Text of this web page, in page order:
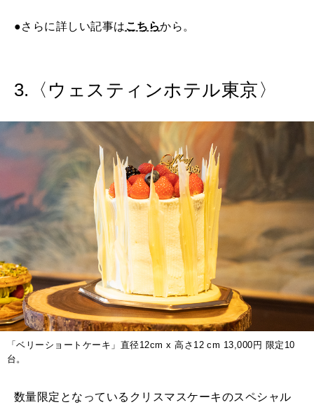
●さらに詳しい記事はこちらから。
3.〈ウェスティンホテル東京〉
「ベリーショートケーキ」直径12cm x 高さ12 cm 13,000円 限定10
台。
数量限定となっているクリスマスケーキのスペシャル